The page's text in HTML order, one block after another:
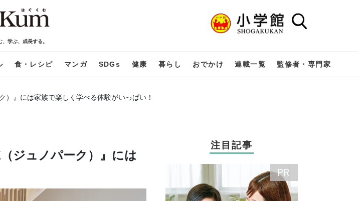
学ぶ、成長する。
食・レシピ マンガ SDGs 健康 暮らし おでかけ 連載一覧 監修者・専門家
）』には家族で楽しく学べる体験がいっぱい！
ジュノパーク）』には
注目記事